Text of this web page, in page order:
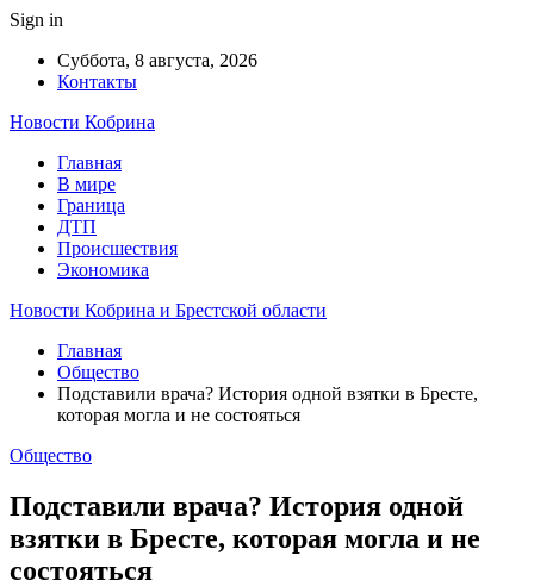
Sign in
Суббота, 8 августа, 2026
Контакты
Новости Кобрина
Главная
В мире
Граница
ДТП
Происшествия
Экономика
Новости Кобрина и Брестской области
Главная
Общество
Подставили врача? История одной взятки в Бресте,
которая могла и не состояться
Общество
Подставили врача? История одной
взятки в Бресте, которая могла и не
состояться